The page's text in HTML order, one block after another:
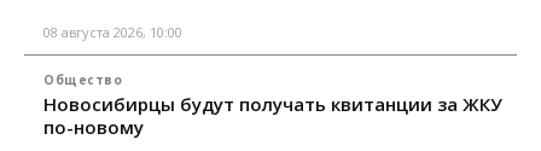
08 августа 2026, 10:00
Общество
Новосибирцы будут получать квитанции за ЖКУ
по-новому